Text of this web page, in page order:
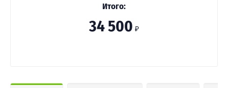
Итого:
34 500 ₽